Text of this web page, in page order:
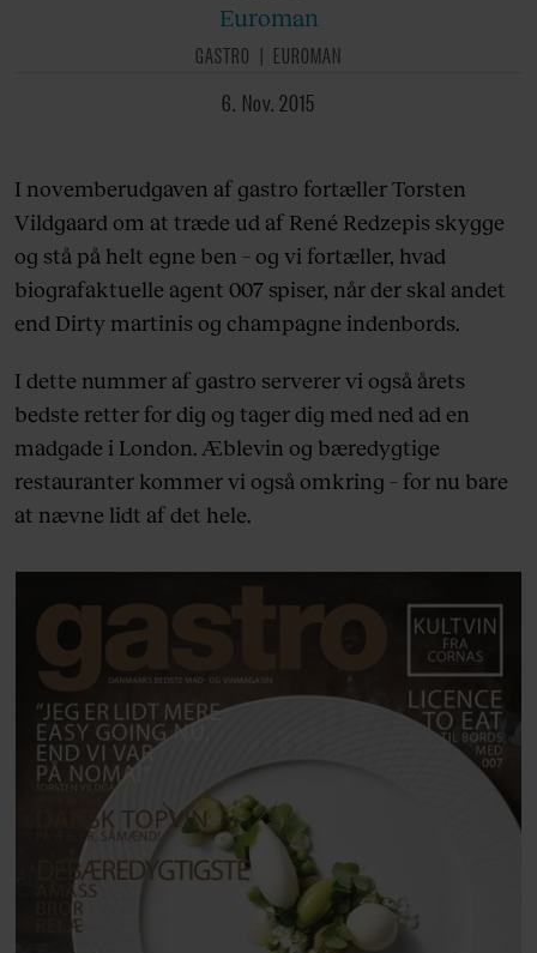
Euroman
GASTRO
EUROMAN
6. Nov. 2015
I novemberudgaven af gastro fortæller Torsten
Vildgaard om at træde ud af René Redzepis skygge
og stå på helt egne ben – og vi fortæller, hvad
biografaktuelle agent 007 spiser, når der skal andet
end Dirty martinis og champagne indenbords.
I dette nummer af gastro serverer vi også årets
bedste retter for dig og tager dig med ned ad en
madgade i London. Æblevin og bæredygtige
restauranter kommer vi også omkring – for nu bare
at nævne lidt af det hele.